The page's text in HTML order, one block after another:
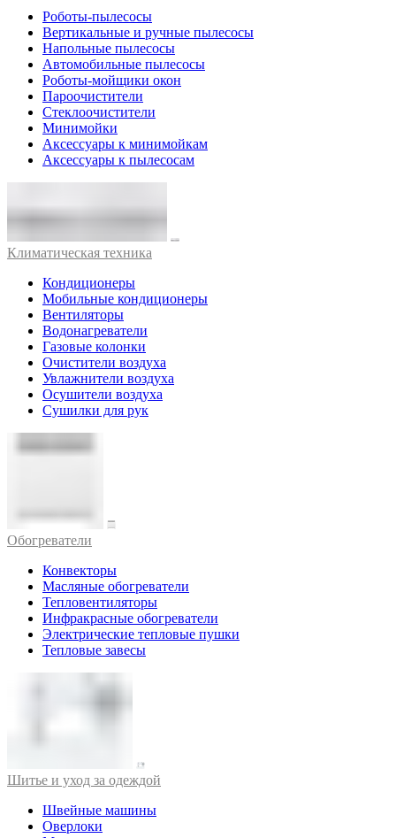
Роботы-пылесосы
Вертикальные и ручные пылесосы
Напольные пылесосы
Автомобильные пылесосы
Роботы-мойщики окон
Пароочистители
Стеклоочистители
Минимойки
Аксессуары к минимойкам
Аксессуары к пылесосам
Климатическая техника
Кондиционеры
Мобильные кондиционеры
Вентиляторы
Водонагреватели
Газовые колонки
Очистители воздуха
Увлажнители воздуха
Осушители воздуха
Сушилки для рук
Обогреватели
Конвекторы
Масляные обогреватели
Тепловентиляторы
Инфракрасные обогреватели
Электрические тепловые пушки
Тепловые завесы
Шитье и уход за одеждой
Швейные машины
Оверлоки